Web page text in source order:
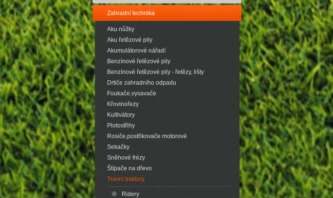
Zahradní technika
Aku nůžky
Aku řetězové pily
Akumulátorové nářadí
Benzínové řetězové pily
Benzínové řetězové pily - řetězy, lišty
Drtiče zahradního odpadu
Foukače,vysavače
Křovinořezy
Kultivátory
Plotostřihy
Rosiče,postřikovače motorové
Sekačky
Sněhové frézy
Štípače na dřevo
Travní traktory
Ridery